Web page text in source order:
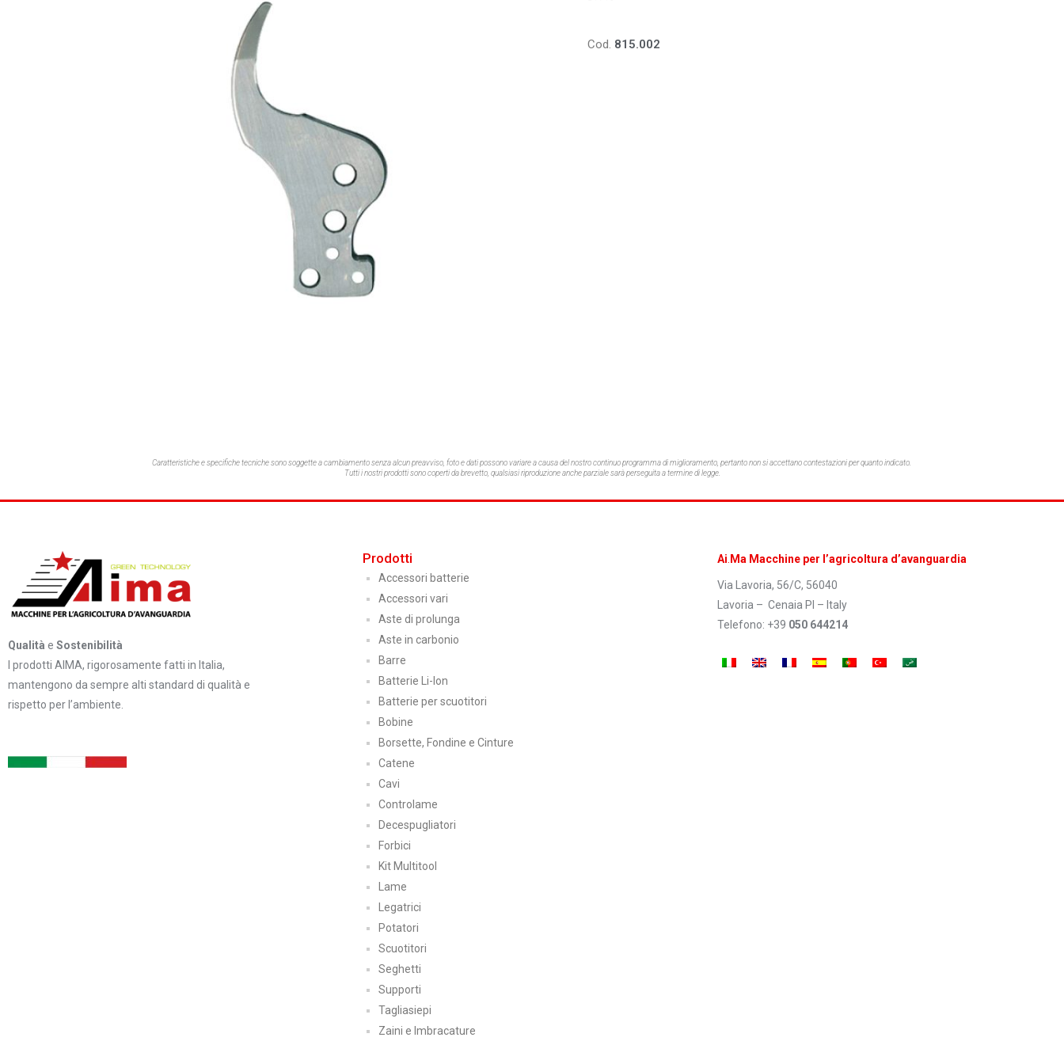
Cod. 815.002
Caratteristiche e specifiche tecniche sono soggette a cambiamento senza alcun preavviso, foto e dati possono variare a causa del nostro continuo programma di miglioramento, pertanto non si accettano contestazioni per quanto indicato.
Tutti i nostri prodotti sono coperti da brevetto, qualsiasi riproduzione anche parziale sarà perseguita a termine di legge.
Qualità e Sostenibilità
I prodotti AIMA, rigorosamente fatti in Italia,
mantengono da sempre alti standard di qualità e
rispetto per l’ambiente.
Prodotti
Accessori batterie
Accessori vari
Aste di prolunga
Aste in carbonio
Barre
Batterie Li-Ion
Batterie per scuotitori
Bobine
Borsette, Fondine e Cinture
Catene
Cavi
Controlame
Decespugliatori
Forbici
Kit Multitool
Lame
Legatrici
Potatori
Scuotitori
Seghetti
Supporti
Tagliasiepi
Zaini e Imbracature
Ai. Ma Macchine per l’agricoltura d’avanguardia
Via Lavoria, 56/C, 56040
Lavoria – Cenaia PI – Italy
Telefono: +39 050 644214